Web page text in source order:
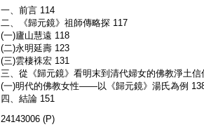
一、前言 114
二、《歸元鏡》祖師傳略探 117
(一)廬山慧遠 118
(二)永明延壽 123
(三)雲棲袾宏 131
三、從《歸元鏡》看明末到清代婦女的佛教淨土信
(一)明代的佛教女性——以《歸元鏡》湯氏為例
四、結論 151
24143006 (P)